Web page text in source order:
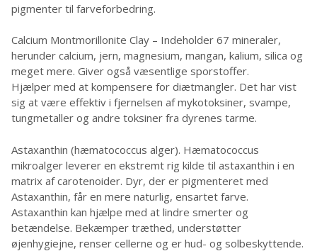
pigmenter til farveforbedring.
Calcium Montmorillonite Clay – Indeholder 67 mineraler,
herunder calcium, jern, magnesium, mangan, kalium, silica og
meget mere. Giver også væsentlige sporstoffer.
Hjælper med at kompensere for diætmangler. Det har vist
sig at være effektiv i fjernelsen af mykotoksiner, svampe,
tungmetaller og andre toksiner fra dyrenes tarme.
Astaxanthin (hæmatococcus alger). Hæmatococcus
mikroalger leverer en ekstremt rig kilde til astaxanthin i en
matrix af carotenoider. Dyr, der er pigmenteret med
Astaxanthin, får en mere naturlig, ensartet farve.
Astaxanthin kan hjælpe med at lindre smerter og
betændelse. Bekæmper træthed, understøtter
øjenhygiejne, renser cellerne og er hud- og solbeskyttende.